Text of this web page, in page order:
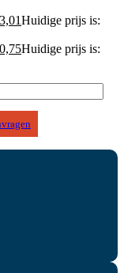
Huidige prijs is:
Huidige prijs is: